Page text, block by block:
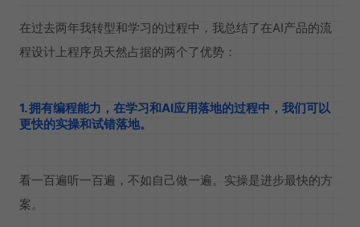
在过去两年我转型和学习的过程中，我总结了在AI产品的流
程设计上程序员天然占据的两个了优势：
1. 拥有编程能力，在学习和AI应用落地的过程中，我们可以
更快的实操和试错落地。
看一百遍听一百遍，不如自己做一遍。实操是进步最快的方
案。